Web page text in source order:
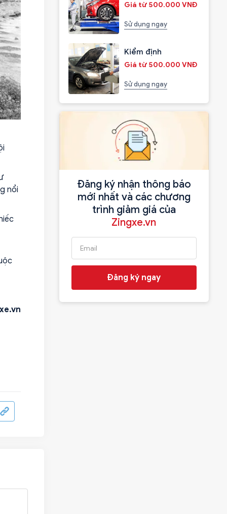
nổi
Giá từ 500.000 VNĐ
Sử dụng ngay
Kiểm định
Giá từ 500.000 VNĐ
Sử dụng ngay
Đăng ký nhận thông báo
mới nhất và các chương
trình giảm giá của
Zingxe.vn
Đăng ký ngay